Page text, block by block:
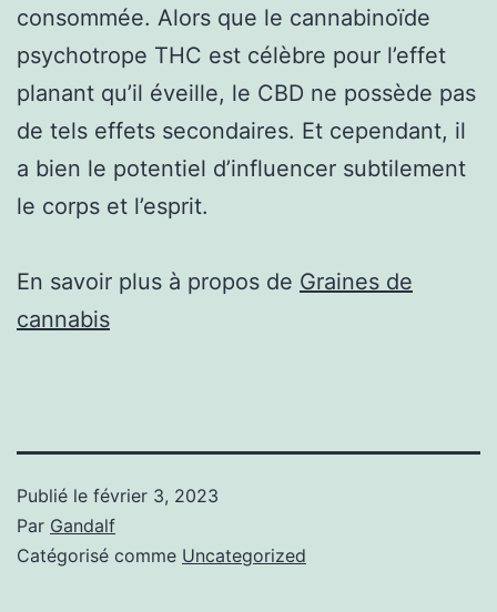
consommée. Alors que le cannabinoïde
psychotrope THC est célèbre pour l’effet
planant qu’il éveille, le CBD ne possède pas
de tels effets secondaires. Et cependant, il
a bien le potentiel d’influencer subtilement
le corps et l’esprit.
En savoir plus à propos de Graines de
cannabis
Publié le février 3, 2023
Par Gandalf
Catégorisé comme Uncategorized